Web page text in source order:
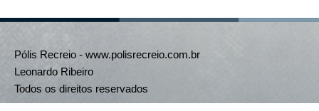
Pólis Recreio - www.polisrecreio.com.br
Leonardo Ribeiro
Todos os direitos reservados